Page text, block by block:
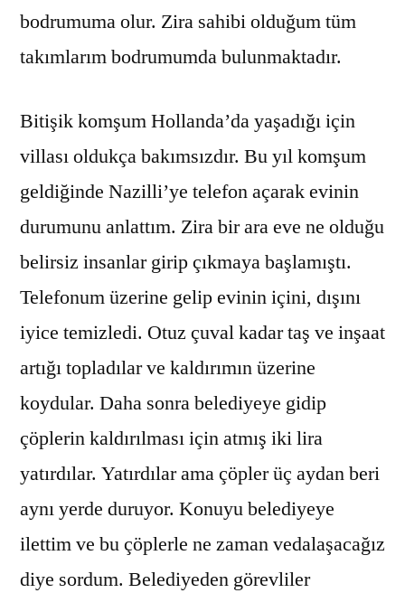
bodrumuma olur. Zira sahibi olduğum tüm
takımlarım bodrumumda bulunmaktadır.
Bitişik komşum Hollanda’da yaşadığı için
villası oldukça bakımsızdır. Bu yıl komşum
geldiğinde Nazilli’ye telefon açarak evinin
durumunu anlattım. Zira bir ara eve ne olduğu
belirsiz insanlar girip çıkmaya başlamıştı.
Telefonum üzerine gelip evinin içini, dışını
iyice temizledi. Otuz çuval kadar taş ve inşaat
artığı topladılar ve kaldırımın üzerine
koydular. Daha sonra belediyeye gidip
çöplerin kaldırılması için atmış iki lira
yatırdılar. Yatırdılar ama çöpler üç aydan beri
aynı yerde duruyor. Konuyu belediyeye
ilettim ve bu çöplerle ne zaman vedalaşacağız
diye sordum. Belediyeden görevliler